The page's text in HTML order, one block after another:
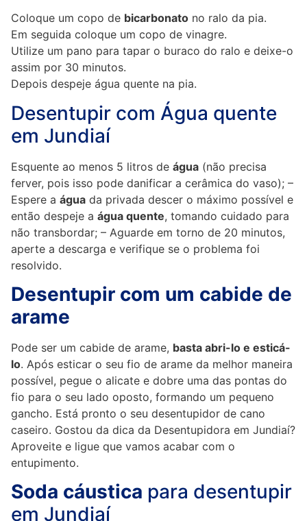
Coloque um copo de bicarbonato no ralo da pia.
Em seguida coloque um copo de vinagre.
Utilize um pano para tapar o buraco do ralo e deixe-o
assim por 30 minutos.
Depois despeje água quente na pia.
Desentupir com Água quente
em Jundiaí
Esquente ao menos 5 litros de água (não precisa
ferver, pois isso pode danificar a cerâmica do vaso); –
Espere a água da privada descer o máximo possível e
então despeje a água quente, tomando cuidado para
não transbordar; – Aguarde em torno de 20 minutos,
aperte a descarga e verifique se o problema foi
resolvido.
Desentupir com um cabide de
arame
Pode ser um cabide de arame, basta abri-lo e esticá-
lo. Após esticar o seu fio de arame da melhor maneira
possível, pegue o alicate e dobre uma das pontas do
fio para o seu lado oposto, formando um pequeno
gancho. Está pronto o seu desentupidor de cano
caseiro. Gostou da dica da Desentupidora em Jundiaí?
Aproveite e ligue que vamos acabar com o
entupimento.
Soda cáustica para desentupir
em Jundiaí